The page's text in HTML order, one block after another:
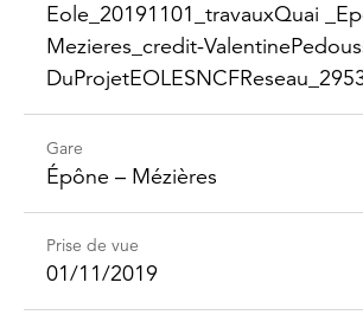
Eole_​20191101_​travaux​Quai
Mezieres_​credit-​
Gare
Épône – Mézières
Prise de vue
01/11/2019